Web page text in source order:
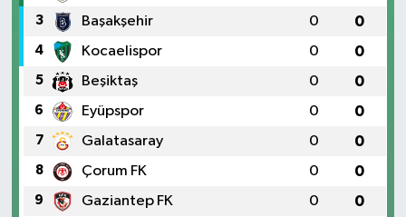
3 Başakşehir 0 0
4 Kocaelispor 0 0
5 Beşiktaş 0 0
6 Eyüpspor 0 0
7 Galatasaray 0 0
8 Çorum FK 0 0
9 Gaziantep FK 0 0